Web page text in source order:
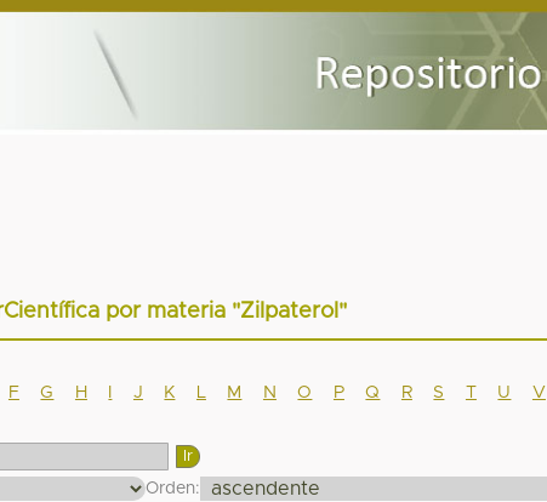
por materia "Zilpaterol"
F G H J K M N O P Q R S T U
V
Orden: